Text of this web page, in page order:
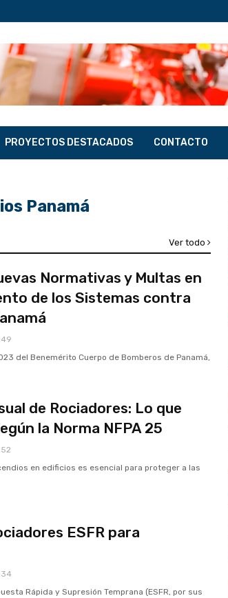
PROYECTOS DESTACADOS CONTACTO
Panamá
Ver todo
Normativas y Multas en
de los Sistemas contra
del Benemérito Cuerpo de Bomberos de Panamá,
de Rociadores: Lo que
la Norma NFPA 25
en edificios es esencial para proteger a las
ESFR para
Rápida y Supresión Temprana (ESFR, por sus